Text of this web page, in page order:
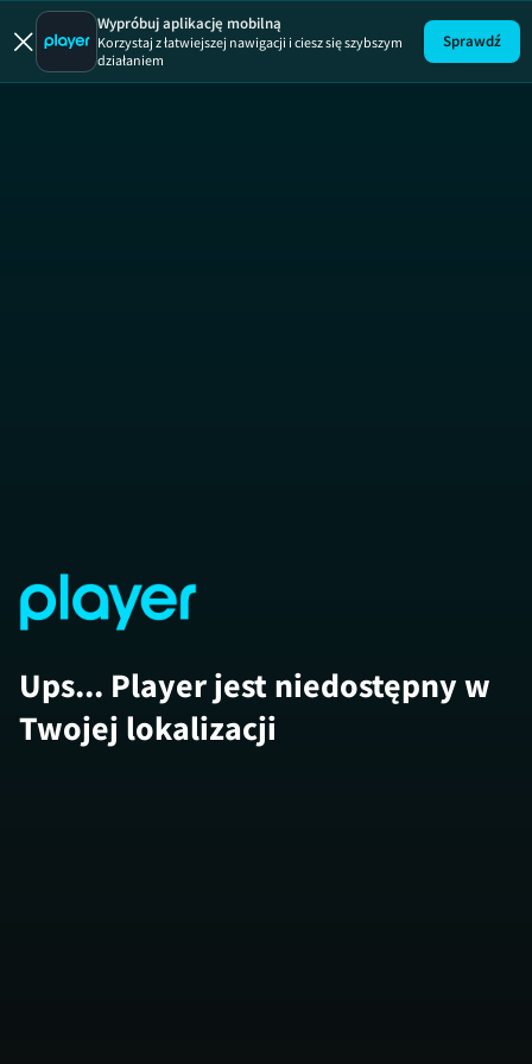
Wypróbuj aplikację mobilną
Korzystaj z łatwiejszej nawigacji i ciesz się szybszym
działaniem
Sprawdź
Ups... Player jest niedostępny w
Twojej lokalizacji